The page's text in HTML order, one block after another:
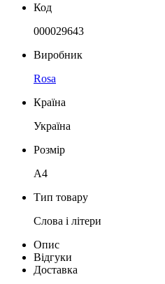
Код
000029643
Виробник
Rosa
Країна
Україна
Розмір
А4
Тип товару
Слова і літери
Опис
Відгуки
Доставка